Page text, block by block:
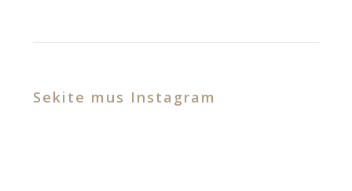
Sekite mus Instagram